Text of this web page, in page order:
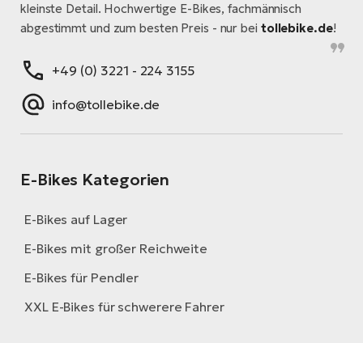
kleinste Detail. Hochwertige E-Bikes, fachmännisch
abgestimmt und zum besten Preis - nur bei tollebike.de!
+49 (0) 3221 - 224 3155
info@tollebike.de
E-Bikes Kategorien
E-Bikes auf Lager
E-Bikes mit großer Reichweite
E-Bikes für Pendler
XXL E-Bikes für schwerere Fahrer